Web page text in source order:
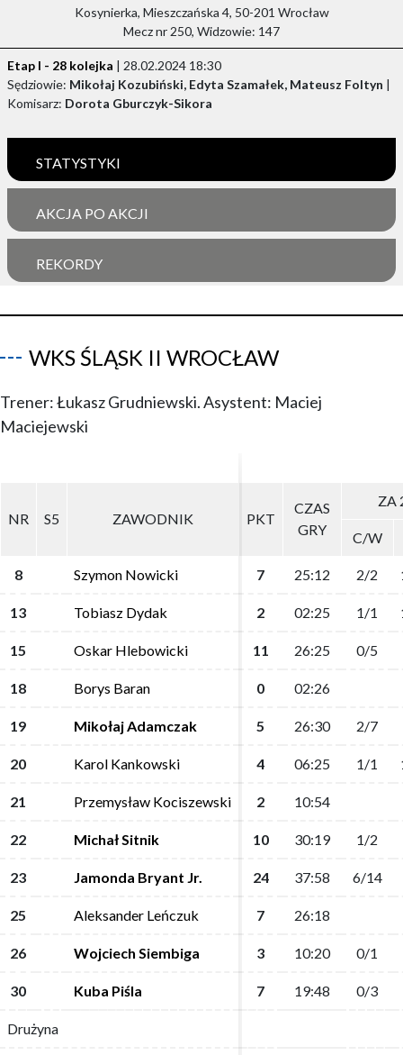
Kosynierka, Mieszczańska 4, 50-201 Wrocław
Mecz nr 250, Widzowie: 147
Etap I - 28 kolejka | 28.02.2024 18:30
Sędziowie: Mikołaj Kozubiński, Edyta Szamałek, Mateusz Foltyn |
Komisarz: Dorota Gburczyk-Sikora
STATYSTYKI
AKCJA PO AKCJI
REKORDY
WKS ŚLĄSK II WROCŁAW
Trener: Łukasz Grudniewski. Asystent: Maciej
Maciejewski
NR S5 ZAWODNIK PKT
CZAS
GRY
ZA
C/W
8 Szymon Nowicki 7 25:12 2/2
13 Tobiasz Dydak 2 02:25 1/1
15 Oskar Hlebowicki 11 26:25 0/5
18 Borys Baran 0 02:26
19 Mikołaj Adamczak 5 26:30 2/7
20 Karol Kankowski 4 06:25 1/1
21 Przemysław Kociszewski 2 10:54
22 Michał Sitnik 10 30:19 1/2
23 Jamonda Bryant Jr. 24 37:58 6/14
25 Aleksander Leńczuk 7 26:18
26 Wojciech Siembiga 3 10:20 0/1
30 Kuba Piśla 7 19:48 0/3
Drużyna
NR S5 ZAWODNIK PKT
CZAS
GRY
ZA
C/W
8 Szymon Nowicki 7 25:12 2/2
13 Tobiasz Dydak 2 02:25 1/1
15 Oskar Hlebowicki 11 26:25 0/5
18 Borys Baran 0 02:26
19 Mikołaj Adamczak 5 26:30 2/7
20 Karol Kankowski 4 06:25 1/1
21 Przemysław Kociszewski 2 10:54
22 Michał Sitnik 10 30:19 1/2
23 Jamonda Bryant Jr. 24 37:58 6/14
25 Aleksander Leńczuk 7 26:18
26 Wojciech Siembiga 3 10:20 0/1
30 Kuba Piśla 7 19:48 0/3
Drużyna